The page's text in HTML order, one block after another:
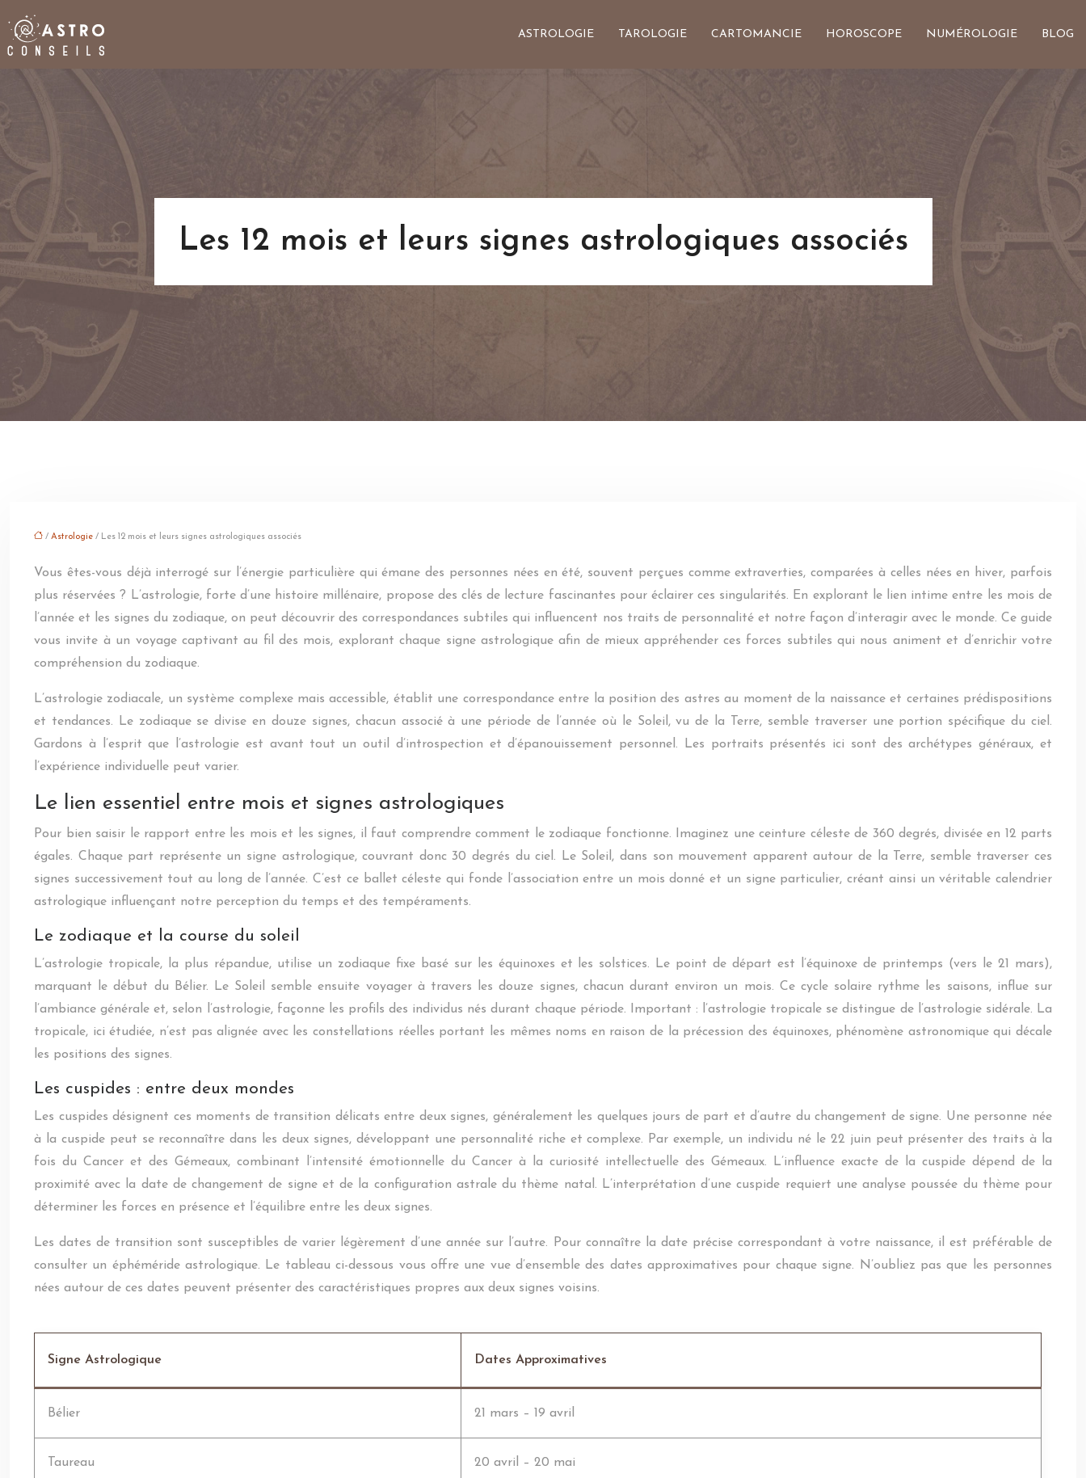
ASTROLOGIE TAROLOGIE CARTOMANCIE HOROSCOPE NUMÉROLOGIE BLOG
Les 12 mois et leurs signes astrologiques associés
/ Astrologie / Les 12 mois et leurs signes astrologiques associés
Vous êtes-vous déjà interrogé sur l’énergie particulière qui émane des personnes nées en été, souvent perçues comme extraverties, comparées à celles nées en hiver, parfois
plus réservées ? L’astrologie, forte d’une histoire millénaire, propose des clés de lecture fascinantes pour éclairer ces singularités. En explorant le lien intime entre les mois de
l’année et les signes du zodiaque, on peut découvrir des correspondances subtiles qui influencent nos traits de personnalité et notre façon d’interagir avec le monde. Ce guide
vous invite à un voyage captivant au fil des mois, explorant chaque signe astrologique afin de mieux appréhender ces forces subtiles qui nous animent et d’enrichir votre
compréhension du zodiaque.
L’astrologie zodiacale, un système complexe mais accessible, établit une correspondance entre la position des astres au moment de la naissance et certaines prédispositions
et tendances. Le zodiaque se divise en douze signes, chacun associé à une période de l’année où le Soleil, vu de la Terre, semble traverser une portion spécifique du ciel.
Gardons à l’esprit que l’astrologie est avant tout un outil d’introspection et d’épanouissement personnel. Les portraits présentés ici sont des archétypes généraux, et
l’expérience individuelle peut varier.
Le lien essentiel entre mois et signes astrologiques
Pour bien saisir le rapport entre les mois et les signes, il faut comprendre comment le zodiaque fonctionne. Imaginez une ceinture céleste de 360 degrés, divisée en 12 parts
égales. Chaque part représente un signe astrologique, couvrant donc 30 degrés du ciel. Le Soleil, dans son mouvement apparent autour de la Terre, semble traverser ces
signes successivement tout au long de l’année. C’est ce ballet céleste qui fonde l’association entre un mois donné et un signe particulier, créant ainsi un véritable calendrier
astrologique influençant notre perception du temps et des tempéraments.
Le zodiaque et la course du soleil
L’astrologie tropicale, la plus répandue, utilise un zodiaque fixe basé sur les équinoxes et les solstices. Le point de départ est l’équinoxe de printemps (vers le 21 mars),
marquant le début du Bélier. Le Soleil semble ensuite voyager à travers les douze signes, chacun durant environ un mois. Ce cycle solaire rythme les saisons, influe sur
l’ambiance générale et, selon l’astrologie, façonne les profils des individus nés durant chaque période. Important : l’astrologie tropicale se distingue de l’astrologie sidérale. La
tropicale, ici étudiée, n’est pas alignée avec les constellations réelles portant les mêmes noms en raison de la précession des équinoxes, phénomène astronomique qui décale
les positions des signes.
Les cuspides : entre deux mondes
Les cuspides désignent ces moments de transition délicats entre deux signes, généralement les quelques jours de part et d’autre du changement de signe. Une personne née
à la cuspide peut se reconnaître dans les deux signes, développant une personnalité riche et complexe. Par exemple, un individu né le 22 juin peut présenter des traits à la
fois du Cancer et des Gémeaux, combinant l’intensité émotionnelle du Cancer à la curiosité intellectuelle des Gémeaux. L’influence exacte de la cuspide dépend de la
proximité avec la date de changement de signe et de la configuration astrale du thème natal. L’interprétation d’une cuspide requiert une analyse poussée du thème pour
déterminer les forces en présence et l’équilibre entre les deux signes.
Les dates de transition sont susceptibles de varier légèrement d’une année sur l’autre. Pour connaître la date précise correspondant à votre naissance, il est préférable de
consulter un éphéméride astrologique. Le tableau ci-dessous vous offre une vue d’ensemble des dates approximatives pour chaque signe. N’oubliez pas que les personnes
nées autour de ces dates peuvent présenter des caractéristiques propres aux deux signes voisins.
Signe Astrologique Dates Approximatives
Bélier 21 mars – 19 avril
Taureau 20 avril – 20 mai